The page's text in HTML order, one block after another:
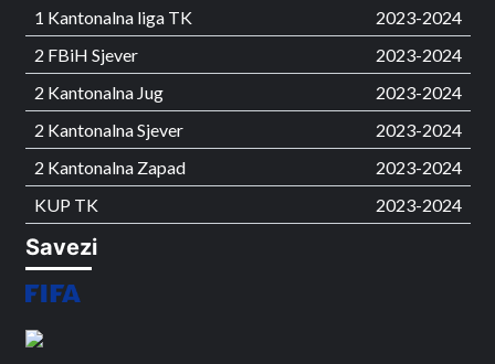
1 Kantonalna liga TK
2023-2024
2 FBiH Sjever
2023-2024
2 Kantonalna Jug
2023-2024
2 Kantonalna Sjever
2023-2024
2 Kantonalna Zapad
2023-2024
KUP TK
2023-2024
Savezi